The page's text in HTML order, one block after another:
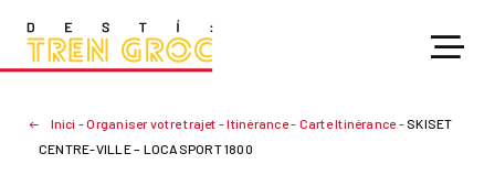
Inici -Organiser votre trajet -Itinérance- Carte Itinérance-SKISET
CENTRE-VILLE – LOCASPORT 1800